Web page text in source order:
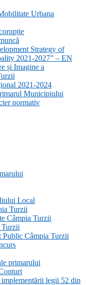
Urbana
Strategy of
2021-2027” – EN
și Imagine a
2021-2024
Municipiului
normativ
Local
Turzii
Câmpia Turzii
Turzii
Public Câmpia Turzii
primarului
implementării legii 52 din